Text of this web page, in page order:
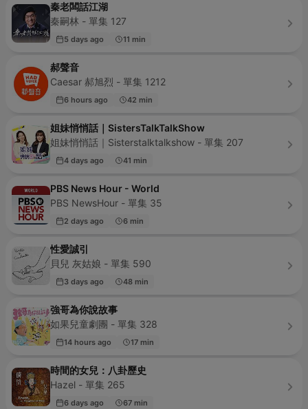
秦老闆話江湖
秦嗣林 - 單集 127
5 days ago 11 min
郝聲音
Caesar 郝旭烈 - 單集 1212
6 hours ago 42 min
姐妹悄悄話｜SistersTalkTalkShow
姐妹悄悄話｜Sisterstalktalkshow - 單集 207
4 days ago 41 min
PBS News Hour - World
PBS NewsHour - 單集 35
2 days ago 6 min
性愛誠引
貝兒 灰姑娘 - 單集 590
3 days ago 48 min
強哥為你說故事
如果兒童劇團 - 單集 328
14 hours ago 17 min
時間的女兒：八卦歷史
Hazel - 單集 265
6 days ago 67 min